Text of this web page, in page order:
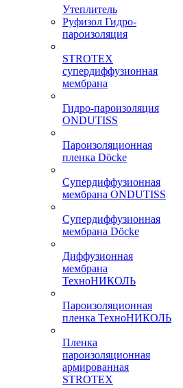
Утеплитель
Руфизол Гидро-
пароизоляция
STROTEX
супердиффузионная
мембрана
Гидро-пароизоляция
ONDUTISS
Пароизоляционная
пленка Döcke
Супердиффузионная
мембрана ONDUTISS
Супердиффузионная
мембрана Döcke
Диффузионная
мембрана
ТехноНИКОЛЬ
Пароизоляционная
пленка ТехноНИКОЛЬ
Пленка
пароизоляционная
армированная
STROTEX